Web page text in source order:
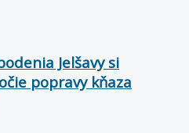
Jelšavy si
popravy kňaza